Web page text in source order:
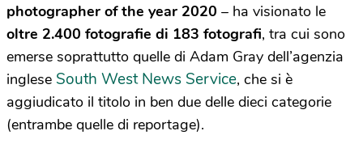
photographer of the year 2020 – ha visionato le
oltre 2.400 fotografie di 183 fotografi, tra cui sono
emerse soprattutto quelle di Adam Gray dell’agenzia
inglese South West News Service, che si è
aggiudicato il titolo in ben due delle dieci categorie
(entrambe quelle di reportage).